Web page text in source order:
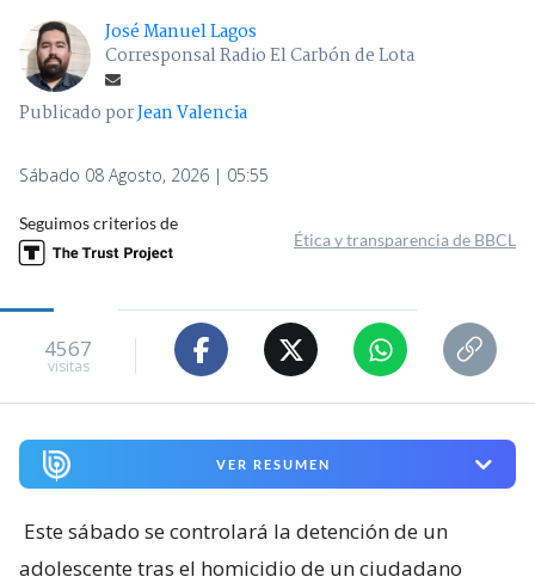
José Manuel Lagos
Corresponsal Radio El Carbón de Lota
Publicado porJean Valencia
Sábado 08 Agosto, 2026 | 05:55
Seguimos criterios de
Ética y transparencia de BBCL
4567
visitas
VER RESUMEN
Este sábado se controlará la detención de un
adolescente tras el homicidio de un ciudadano